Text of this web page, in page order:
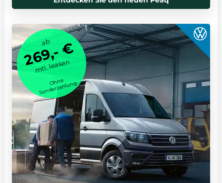
ab
269,- €
mtl. leasen
Ohne
Sonderzahlung